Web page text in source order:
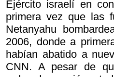
Ejército israelí en
primera vez que las
Netanyahu
2006, donde a
habían abatido a
CNN. A pesar de